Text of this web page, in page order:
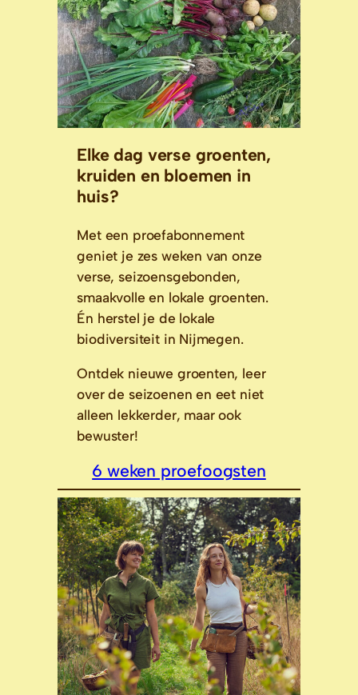
Elke dag verse groenten,
kruiden en bloemen in
huis?
Met een proefabonnement
geniet je zes weken van onze
verse, seizoensgebonden,
smaakvolle en lokale groenten.
Én herstel je de lokale
biodiversiteit in Nijmegen.
Ontdek nieuwe groenten, leer
over de seizoenen en eet niet
alleen lekkerder, maar ook
bewuster!
6 weken proefoogsten